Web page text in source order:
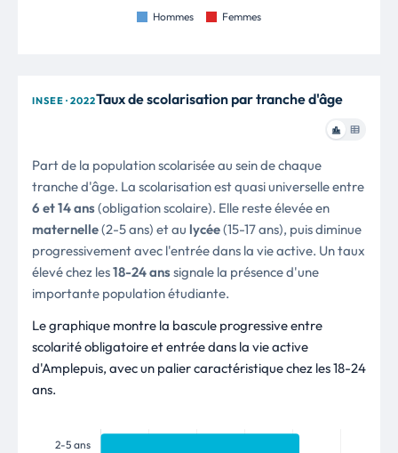
INSEE · 2022Taux de scolarisation par tranche d'âge
Part de la population scolarisée au sein de chaque
tranche d'âge. La scolarisation est quasi universelle entre
6 et 14 ans(obligation scolaire). Elle reste élevée en
maternelle(2-5 ans) et au lycée(15-17 ans), puis diminue
progressivement avec l'entrée dans la vie active. Un taux
élevé chez les18-24 anssignale la présence d'une
importante population étudiante.
Le graphique montre la bascule progressive entre
scolarité obligatoire et entrée dans la vie active
d'Amplepuis, avec un palier caractéristique chez les 18-24
ans.